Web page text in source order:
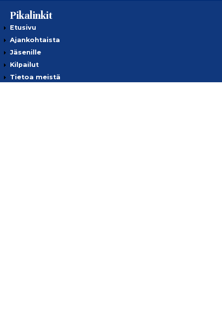
Pikalinkit
Etusivu
Ajankohtaista
Jäsenille
Kilpailut
Tietoa meistä